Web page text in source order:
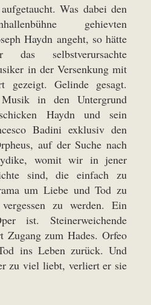
Was dabei den
gehievten
Haydn angeht, so hätte
selbstverursachte
in der Versenkung mit
gezeigt. Gelinde gesagt.
Musik in den Untergrund
Haydn und sein
Badini exklusiv den
auf der Suche nach
womit wir in jener
sind, die einfach zu
um Liebe und Tod zu
zu werden. Ein
ist. Steinerweichende
Zugang zum Hades. Orfeo
ins Leben zurück. Und
zu viel liebt, verliert er sie